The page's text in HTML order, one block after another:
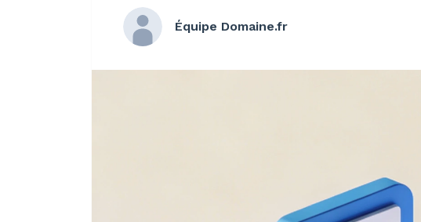
Équipe Domaine.fr